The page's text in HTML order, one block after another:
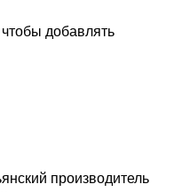
добавлять
производитель